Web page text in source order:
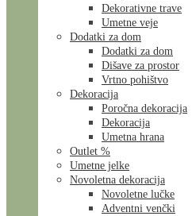
Dekorativne trave
Umetne veje
Dodatki za dom
Dodatki za dom
Dišave za prostor
Vrtno pohištvo
Dekoracija
Poročna dekoracija
Dekoracija
Umetna hrana
Outlet %
Umetne jelke
Novoletna dekoracija
Novoletne lučke
Adventni venčki